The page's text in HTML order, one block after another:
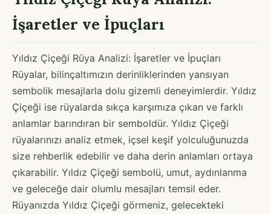
İşaretler ve İpuçları
Yıldız Çiçeği Rüya Analizi: İşaretler ve İpuçları
Rüyalar, bilinçaltımızın derinliklerinden yansıyan
sembolik mesajlarla dolu gizemli deneyimlerdir. Yıldız
Çiçeği ise rüyalarda sıkça karşımıza çıkan ve farklı
anlamlar barındıran bir semboldür. Yıldız Çiçeği
rüyalarınızı analiz etmek, içsel keşif yolculuğunuzda
size rehberlik edebilir ve daha derin anlamları ortaya
çıkarabilir. Yıldız Çiçeği sembolü, umut, aydınlanma
ve geleceğe dair olumlu mesajları temsil eder.
Rüyanızda Yıldız Çiçeği görmeniz, gelecekteki